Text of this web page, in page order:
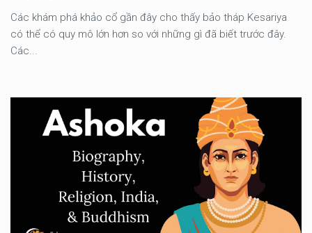
Các khám phá khảo cổ gần đây cho thấy bảo tháp Kesariya
có thể có quy mô lớn hơn so với những gì đã biết trước đây.
Các...